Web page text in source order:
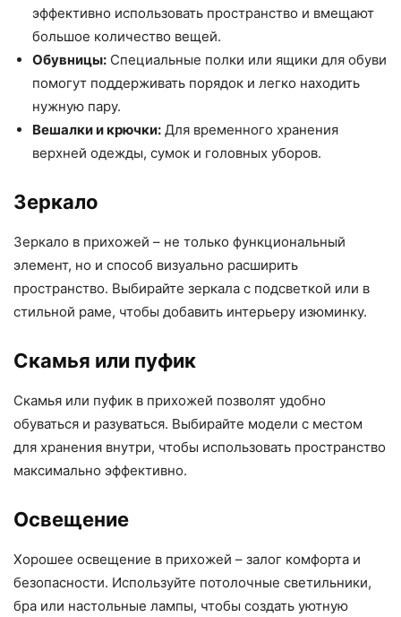
эффективно использовать пространство и вмещают
большое количество вещей.
Обувницы: Специальные полки или ящики для обуви
помогут поддерживать порядок и легко находить
нужную пару.
Вешалки и крючки: Для временного хранения
верхней одежды, сумок и головных уборов.
Зеркало
Зеркало в прихожей – не только функциональный
элемент, но и способ визуально расширить
пространство. Выбирайте зеркала с подсветкой или в
стильной раме, чтобы добавить интерьеру изюминку.
Скамья или пуфик
Скамья или пуфик в прихожей позволят удобно
обуваться и разуваться. Выбирайте модели с местом
для хранения внутри, чтобы использовать пространство
максимально эффективно.
Освещение
Хорошее освещение в прихожей – залог комфорта и
безопасности. Используйте потолочные светильники,
бра или настольные лампы, чтобы создать уютную